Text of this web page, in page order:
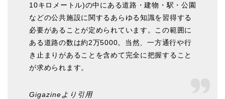
10キロメートル)の中にある道路・建物・駅・公園
などの公共施設に関するあらゆる知識を習得する
必要があることが定められています。この範囲に
ある道路の数は約2万5000。当然、一方通行や行
き止まりがあることを含めて完全に把握すること
が求められます。
Gigazineより引用